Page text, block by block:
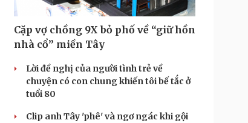
Chuyển đổi số
Podcast
Câu chuyện thời sự
Đọc truyện đêm khuya
Cửa sổ tình yêu
Cặp vợ chồng 9X bỏ phố về “giữ hồn
nhà cổ” miền Tây
Lời đề nghị của người tình trẻ về
chuyện có con chung khiến tôi bế tắc ở
tuổi 80
Clip anh Tây 'phê' và ngơ ngác khi gội